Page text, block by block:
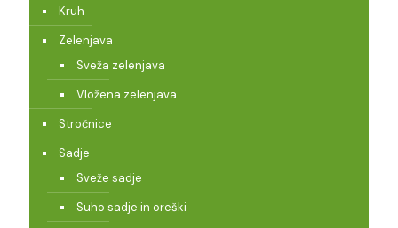
Kruh
Zelenjava
Sveža zelenjava
Vložena zelenjava
Stročnice
Sadje
Sveže sadje
Suho sadje in oreški